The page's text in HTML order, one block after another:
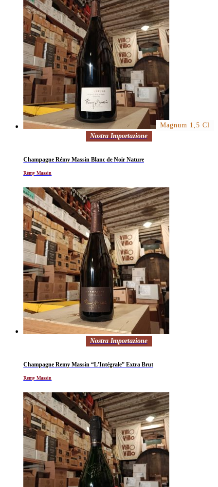
Magnum 1,5 Cl
Nostra Importazione
Champagne Rémy Massin Blanc de Noir Nature
Rémy Massin
Nostra Importazione
Champagne Remy Massin “L’Intégrale” Extra Brut
Remy Massin